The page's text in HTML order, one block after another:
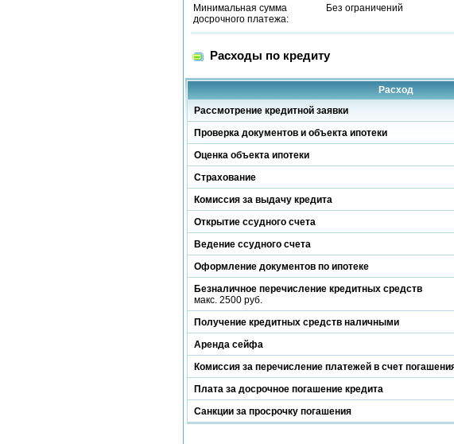
Минимальная сумма
досрочного платежа:
Без ограничений
Расходы по кредиту
Расход
Рассмотрение кредитной заявки
Проверка документов и объекта ипотеки
Оценка объекта ипотеки
Страхование
Комиссия за выдачу кредита
Открытие ссудного счета
Ведение ссудного счета
Оформление документов по ипотеке
Безналичное перечисление кредитных средств
макс. 2500 руб.
Получение кредитных средств наличными
Аренда сейфа
Комиссия за перечисление платежей в счет
Плата за досрочное погашение кредита
Санкции за просрочку погашения